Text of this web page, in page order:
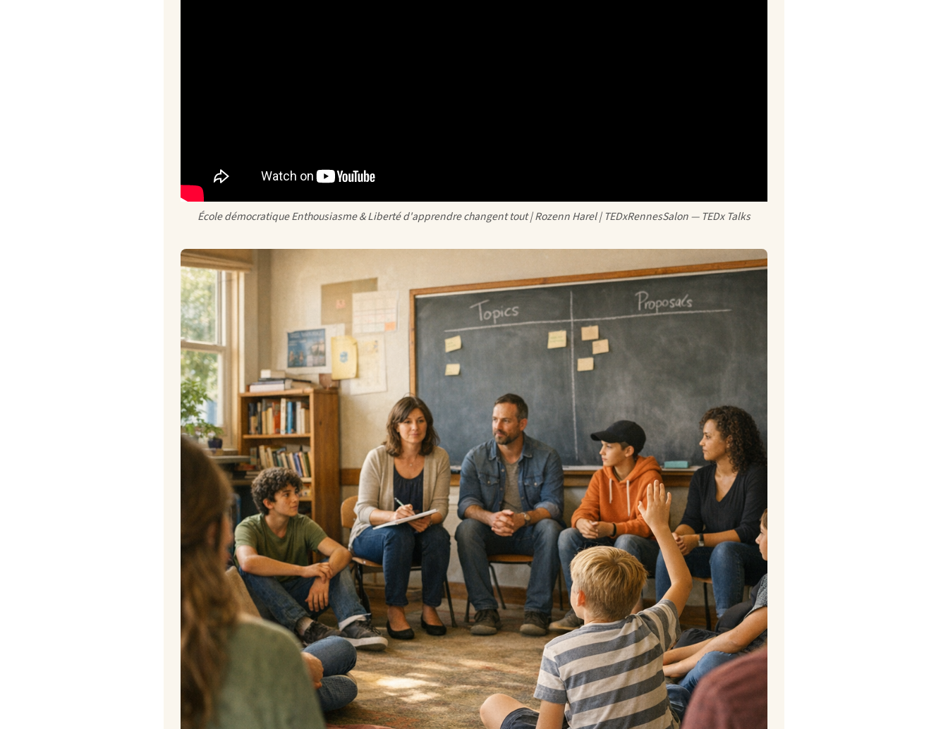
École démocratique Enthousiasme & Liberté d'apprendre changent tout | Rozenn Harel | TEDxRennesSalon — TEDx Talks